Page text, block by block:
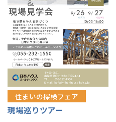
住まいの探検フェア
現場巡りツアー